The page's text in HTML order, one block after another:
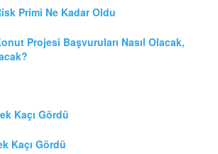
Primi Ne Kadar Oldu
Projesi Başvuruları Nasıl Olacak,
Kaçı Gördü
Kaçı Gördü